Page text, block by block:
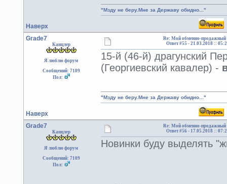
Наверх
"Мзду не беру.Мне за Державу обидно..."
Grade7
Канцлер
Я люблю форум
Сообщений: 7109
Пол:
Re: Мой обменно-продажный
Ответ #55 - 21.03.2018 ::
15-й (46-й) драгунский
(Георгиевский кавалер) -
Наверх
"Мзду не беру.Мне за Державу обидно..."
Grade7
Канцлер
Я люблю форум
Сообщений: 7109
Пол:
Re: Мой обменно-продажный
Ответ #56 - 17.05.2018 ::
Новинки буду выделять